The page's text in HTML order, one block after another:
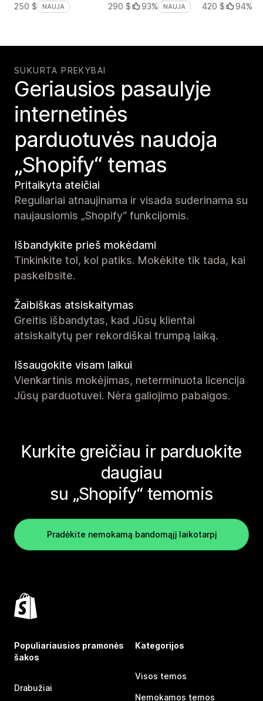
250 $
NAUJA
290 $
93% NAUJA
420 $
94%
SUKURTA PREKYBAI
Geriausios pasaulyje
internetinės
parduotuvės naudoja
„Shopify“ temas
Pritaikyta ateičiai
Reguliariai atnaujinama ir visada suderinama su
naujausiomis „Shopify“ funkcijomis.
Išbandykite prieš mokėdami
Tinkinkite tol, kol patiks. Mokėkite tik tada, kai
paskelbsite.
Žaibiškas atsiskaitymas
Greitis išbandytas, kad Jūsų klientai
atsiskaitytų per rekordiškai trumpą laiką.
Išsaugokite visam laikui
Vienkartinis mokėjimas, neterminuota licencija
Jūsų parduotuvei. Nėra galiojimo pabaigos.
Kurkite greičiau ir parduokite
daugiau
su „Shopify“ temomis
Pradėkite nemokamą bandomąjį laikotarpį
Populiariausios pramonės
šakos
Drabužiai
Kategorijos
Visos temos
Nemokamos temos